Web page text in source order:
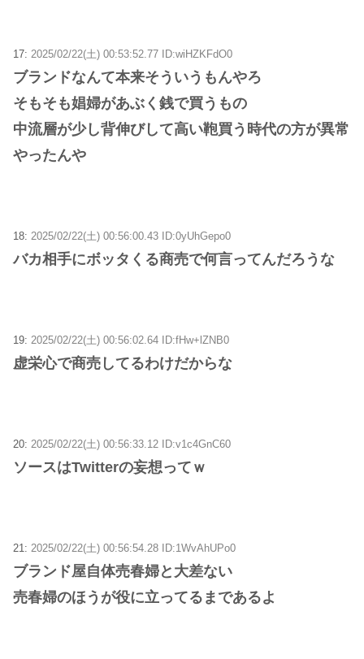
17: 2025/02/22(土) 00:53:52.77 ID:wiHZKFdO0
ブランドなんて本来そういうもんやろ
そもそも娼婦があぶく銭で買うもの
中流層が少し背伸びして高い鞄買う時代の方が異常
やったんや
18: 2025/02/22(土) 00:56:00.43 ID:0yUhGepo0
バカ相手にボッタくる商売で何言ってんだろうな
19: 2025/02/22(土) 00:56:02.64 ID:fHw+lZNB0
虚栄心で商売してるわけだからな
20: 2025/02/22(土) 00:56:33.12 ID:v1c4GnC60
ソースはTwitterの妄想ってｗ
21: 2025/02/22(土) 00:56:54.28 ID:1WvAhUPo0
ブランド屋自体売春婦と大差ない
売春婦のほうが役に立ってるまであるよ